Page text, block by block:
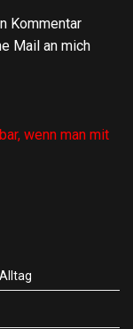
Kommentar
Mail an mich
wenn man mit